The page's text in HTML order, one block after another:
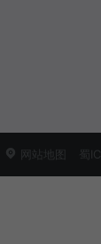
网站地图 蜀